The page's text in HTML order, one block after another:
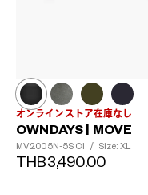
オンラインストア在庫なし
OWNDAYS | MOVE
MV2005N-5S C1 / Size: XL
THB3,490.00